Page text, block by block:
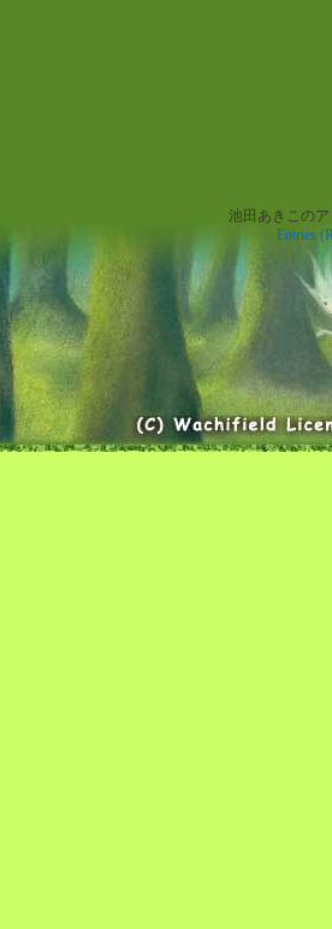
The /e modifier is no longer supported, use
wachi.co.jp/public_html/blog.wachi.co.jp/wp-
footer.php
池田あきこのア
Entries